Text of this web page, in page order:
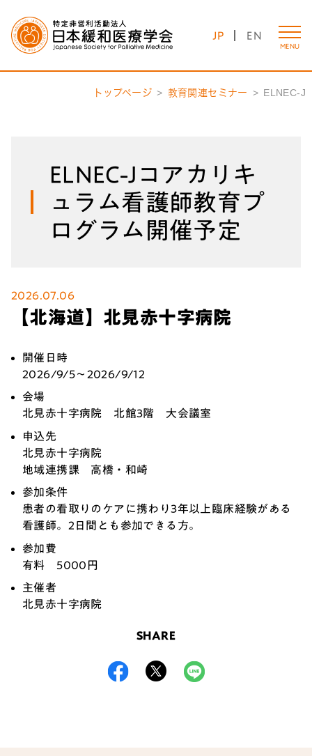
JP EN
MENU
トップページ 教育関連セミナー ELNEC-J
ELNEC-Jコアカリキ
ュラム看護師教育プ
ログラム開催予定
2026.07.06
【北海道】北見赤十字病院
開催日時
2026/9/5～2026/9/12
会場
北見赤十字病院 北館3階 大会議室
申込先
北見赤十字病院
地域連携課 高橋・和崎
参加条件
患者の看取りのケアに携わり3年以上臨床経験がある
看護師。2日間とも参加できる方。
参加費
有料 5000 円
主催者
北見赤十字病院
SHARE